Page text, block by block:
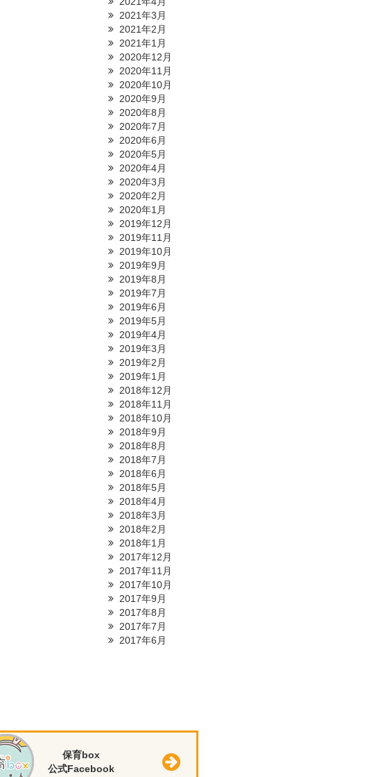
2021年3月
2021年2月
2021年1月
2020年12月
2020年11月
2020年10月
2020年9月
2020年8月
2020年7月
2020年6月
2020年5月
2020年4月
2020年3月
2020年2月
2020年1月
2019年12月
2019年11月
2019年10月
2019年9月
2019年8月
2019年7月
2019年6月
2019年5月
2019年4月
2019年3月
2019年2月
2019年1月
2018年12月
2018年11月
2018年10月
2018年9月
2018年8月
2018年7月
2018年6月
2018年5月
2018年4月
2018年3月
2018年2月
2018年1月
2017年12月
2017年11月
2017年10月
2017年9月
2017年8月
2017年7月
2017年6月
保育box
公式Facebook